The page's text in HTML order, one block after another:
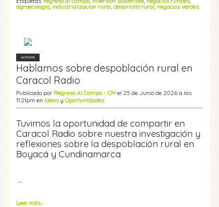
agroecologia industrializacion rural desarrollo rural negocios verdes
ACTIVISTA
Hablamos sobre despoblación rural en
Caracol Radio
Publicado por Regreso Al Campo - CM el 25 de Junio de 2026 a las
11:21pm en Ideasy Oportunidades
Tuvimos la oportunidad de compartir en
Caracol Radio sobre nuestra investigación y
reflexiones sobre la despoblación rural en
Boyacá y Cundinamarca
…
Leer más…